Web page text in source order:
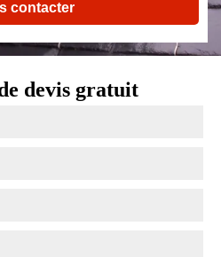
contacter
devis gratuit